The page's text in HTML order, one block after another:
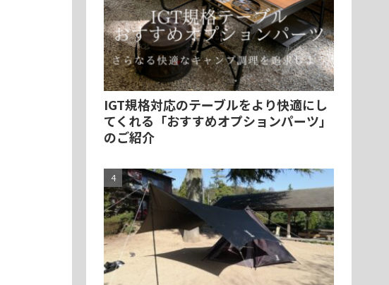
IGT規格対応のテーブルをより快適にし
てくれる「おすすめオプションパーツ」
のご紹介